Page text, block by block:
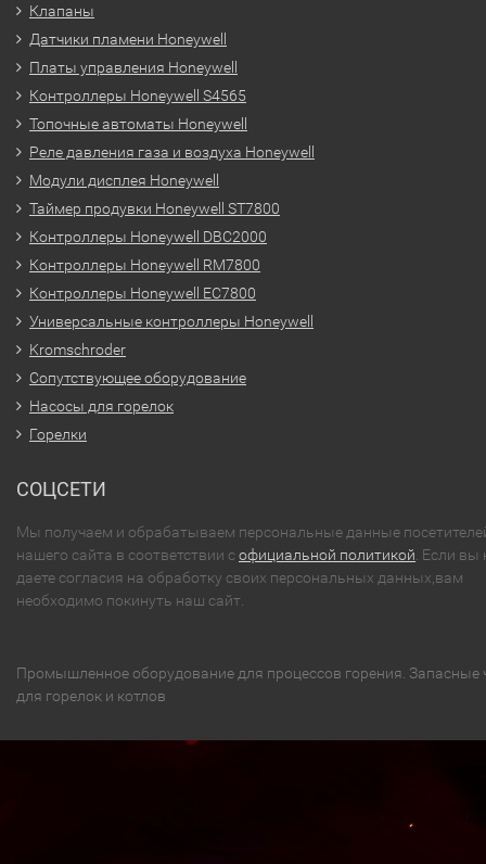
Клапаны
Датчики пламени Honeywell
Платы управления Honeywell
Контроллеры Honeywell S4565
Топочные автоматы Honeywell
Реле давления газа и воздуха Honeywell
Модули дисплея Honeywell
Таймер продувки Honeywell ST7800
Контроллеры Honeywell DBC2000
Контроллеры Honeywell RM7800
Контроллеры Honeywell EC7800
Универсальные контроллеры Honeywell
Kromschroder
Сопутствующее оборудование
Насосы для горелок
Горелки
СОЦСЕТИ
Мы получаем и обрабатываем персональные данные
нашего сайта в соответствии софициальной политикой . Если вы
даете согласия на обработку своих персональных данных,вам
необходимо покинуть наш сайт.
Промышленное оборудование для процессов горения. Запасные
для горелок и котлов